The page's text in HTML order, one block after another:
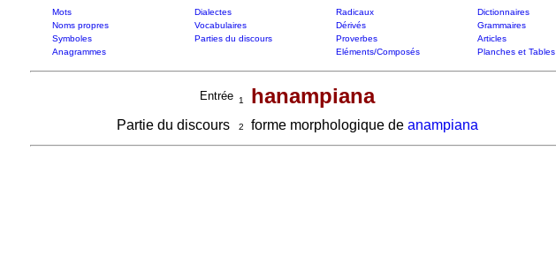
Mots Dialectes Radicaux Dictionnaires
Noms propres
Vocabulaires Dérivés Grammaires
Symboles
Parties du discours Proverbes Articles
Anagrammes
Eléments/Composés Planches et Tables
Entrée 1 hanampiana
Partie du discours 2 forme morphologique de anampiana